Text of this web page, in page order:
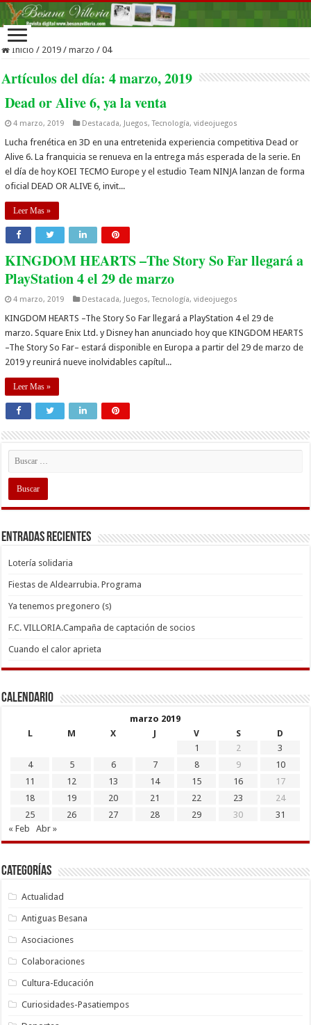
Inicio / 2019 / marzo / 04
Artículos del día:4 marzo, 2019
Dead or Alive 6, ya la venta
4 marzo, 2019 Destacada, Juegos,Tecnología,videojuegos
Lucha frenética en 3D en una entretenida experiencia competitiva Dead or
Alive 6. La franquicia se renueva en la entrega más esperada de la serie. En
el día de hoy KOEI TECMO Europe y el estudio Team NINJA lanzan de forma
oficial DEAD OR ALIVE 6, invit...
Leer Mas »
KINGDOM HEARTS –The Story So Far llegará a
PlayStation 4 el 29 de marzo
4 marzo, 2019 Destacada, Juegos,Tecnología,videojuegos
KINGDOM HEARTS –The Story So Far llegará a PlayStation 4 el 29 de
marzo. Square Enix Ltd. y Disney han anunciado hoy que KINGDOM HEARTS
–The Story So Far– estará disponible en Europa a partir del 29 de marzo de
2019 y reunirá nueve inolvidables capítul...
Leer Mas »
Entradas recientes
Lotería solidaria
Fiestas de Aldearrubia. Programa
Ya tenemos pregonero (s)
F.C. VILLORIA.Campaña de captación de socios
Cuando el calor aprieta
Calendario
marzo 2019
L
M X J V S
D
1
2
3
4
5 6 7 8 9
10
11
12 13 14 15 16
17
18
19 20 21 22 23
24
25
26 27 28 29 30
31
« Feb
Abr »
Categorías
Actualidad
Antiguas Besana
Asociaciones
Colaboraciones
Cultura-Educación
Curiosidades-Pasatiempos